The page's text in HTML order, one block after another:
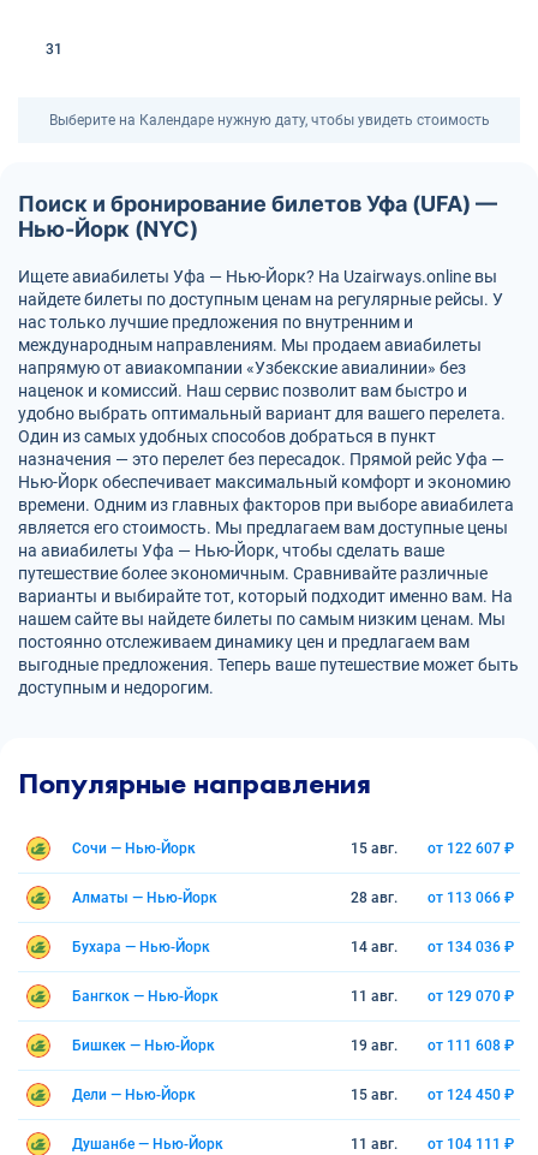
31
Выберите на Календаре нужную дату, чтобы увидеть стоимость
Поиск и бронирование билетов Уфа (UFA) —
Нью-Йорк (NYC)
Ищете авиабилеты Уфа — Нью-Йорк? На Uzairways.online вы
найдете билеты по доступным ценам на регулярные рейсы. У
нас только лучшие предложения по внутренним и
международным направлениям. Мы продаем авиабилеты
напрямую от авиакомпании «Узбекские авиалинии» без
наценок и комиссий. Наш сервис позволит вам быстро и
удобно выбрать оптимальный вариант для вашего перелета.
Один из самых удобных способов добраться в пункт
назначения — это перелет без пересадок. Прямой рейс Уфа —
Нью-Йорк обеспечивает максимальный комфорт и экономию
времени. Одним из главных факторов при выборе авиабилета
является его стоимость. Мы предлагаем вам доступные цены
на авиабилеты Уфа — Нью-Йорк, чтобы сделать ваше
путешествие более экономичным. Сравнивайте различные
варианты и выбирайте тот, который подходит именно вам. На
нашем сайте вы найдете билеты по самым низким ценам. Мы
постоянно отслеживаем динамику цен и предлагаем вам
выгодные предложения. Теперь ваше путешествие может быть
доступным и недорогим.
Популярные направления
Сочи — Нью-Йорк 15 авг. от 122 607 ₽
Алматы — Нью-Йорк 28 авг. от 113 066 ₽
Бухара — Нью-Йорк 14 авг. от 134 036 ₽
Бангкок — Нью-Йорк 11 авг. от 129 070 ₽
Бишкек — Нью-Йорк 19 авг. от 111 608 ₽
Дели — Нью-Йорк 15 авг. от 124 450 ₽
Душанбе — Нью-Йорк 11 авг. от 104 111 ₽